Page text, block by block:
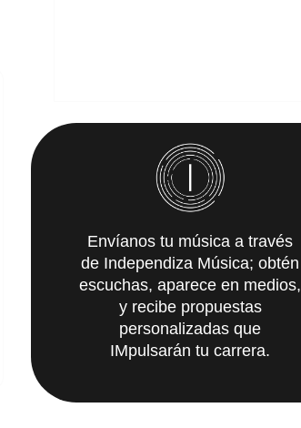
Envíanos tu música a través
de Independiza Música; obtén
escuchas, aparece en medios,
y recibe propuestas
personalizadas que
IMpulsarán tu carrera.